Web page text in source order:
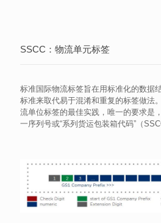
SSCC：物流单元标签
标准国际物流标签旨在用标准化的数据
标准来取代易于混淆和重复的标签做法
流单位标签的最佳实践，唯一的要求是
一序列号或“系列货运包装箱代码”（